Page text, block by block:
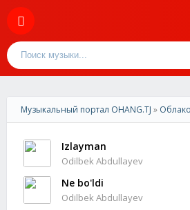
Музыкальный портал OHANG.TJ »
Izlayman
Odilbek Abdullayev
Ne bo'ldi
Odilbek Abdullayev